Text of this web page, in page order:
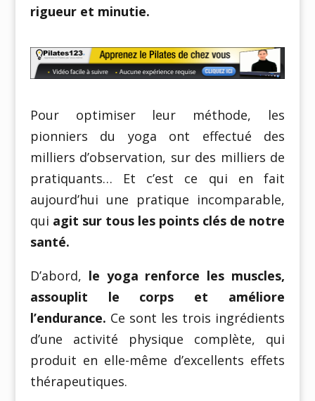
rigueur et minutie.
Pour optimiser leur méthode, les
pionniers du yoga ont effectué des
milliers d’observation, sur des milliers de
pratiquants… Et c’est ce qui en fait
aujourd’hui une pratique incomparable,
qui agit sur tous les points clés de notre
santé.
D’abord, le yoga renforce les muscles,
assouplit le corps et améliore
l’endurance. Ce sont les trois ingrédients
d’une activité physique complète, qui
produit en elle-même d’excellents effets
thérapeutiques.